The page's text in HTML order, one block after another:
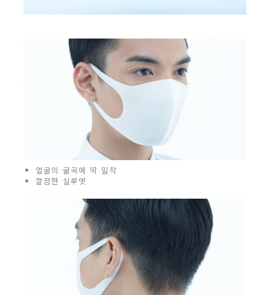
얼굴의 굴곡에 딱 밀착
깔끔한 실루엣